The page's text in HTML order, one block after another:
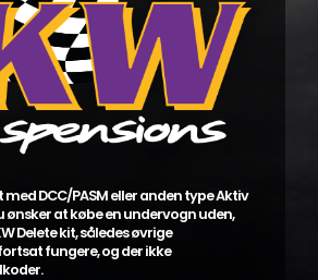
med DCC/PASM eller anden type Aktiv
ønsker at købe en undervogn uden,
Delete kit, således øvrige
fungere, og der ikke